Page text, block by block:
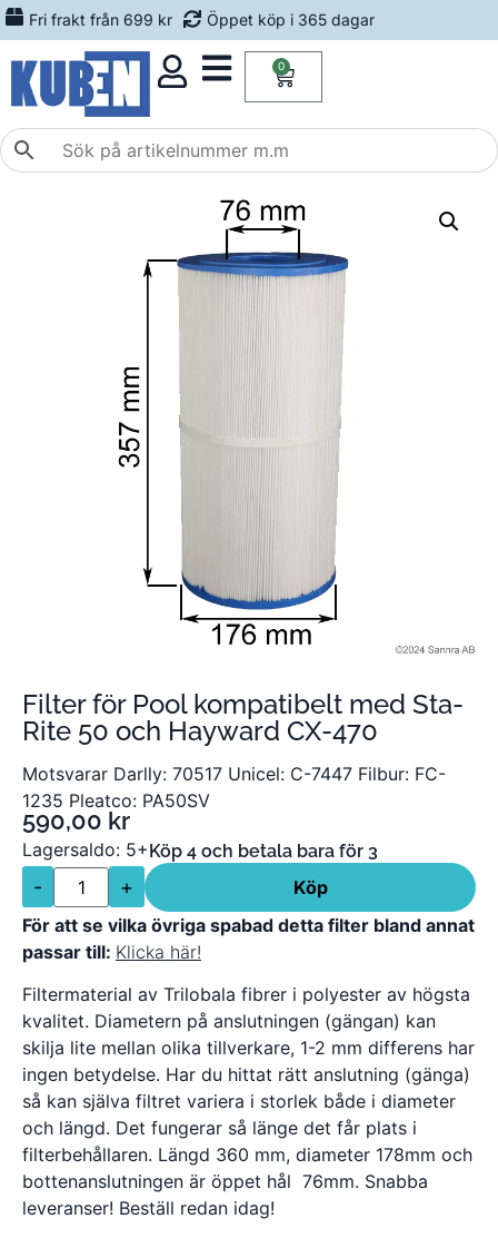
Fri frakt från 699 kr Öppet köp i 365 dagar
0
Filter för Pool kompatibelt med Sta-
Rite 50 och Hayward CX-470
Motsvarar Darlly: 70517 Unicel: C-7447 Filbur: FC-
1235 Pleatco: PA50SV
590,00 kr
Lagersaldo: 5+Köp 4 och betala bara för 3
- +
Köp
För att se vilka övriga spabad detta filter bland annat
passar till: Klicka här!
Filtermaterial av Trilobala fibrer i polyester av högsta
kvalitet. Diametern på anslutningen (gängan) kan
skilja lite mellan olika tillverkare, 1-2 mm differens har
ingen betydelse. Har du hittat rätt anslutning (gänga)
så kan själva filtret variera i storlek både i diameter
och längd. Det fungerar så länge det får plats i
filterbehållaren. Längd 360 mm, diameter 178mm och
bottenanslutningen är öppet hål 76mm. Snabba
leveranser! Beställ redan idag!